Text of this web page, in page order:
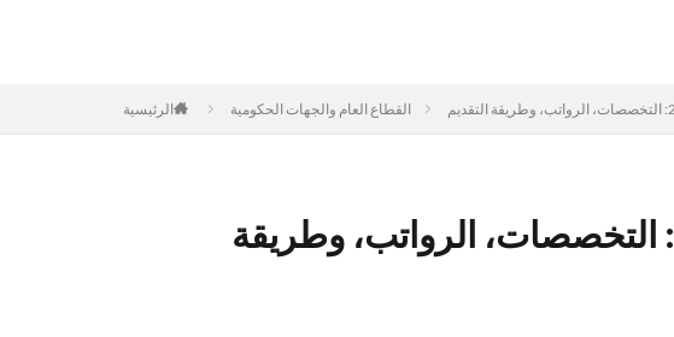
الرئيسية القطاع العام والجهات الحكومية
دليل التوظيف في الخدمات الطبية للقوات المسلحة 2025: التخصصات، الرواتب، وطريقة